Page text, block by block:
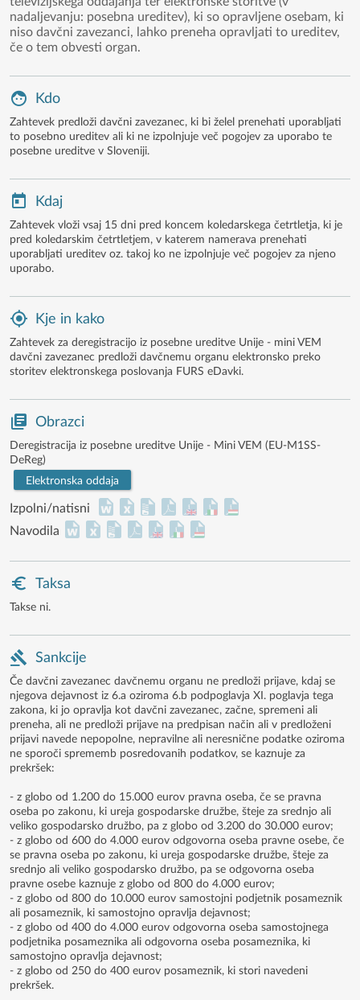
nadaljevanju: posebna ureditev), ki so opravljene osebam, ki
niso davčni zavezanci, lahko preneha opravljati to ureditev,
če o tem obvesti organ.
Kdo
Zahtevek predloži davčni zavezanec, ki bi želel prenehati uporabljati
to posebno ureditev ali ki ne izpolnjuje več pogojev za uporabo te
posebne ureditve v Sloveniji.
Kdaj
Zahtevek vloži vsaj 15 dni pred koncem koledarskega četrtletja, ki je
pred koledarskim četrtletjem, v katerem namerava prenehati
uporabljati ureditev oz. takoj ko ne izpolnjuje več pogojev za njeno
uporabo.
Kje in kako
Zahtevek za deregistracijo iz posebne ureditve Unije - mini VEM
davčni zavezanec predloži davčnemu organu elektronsko preko
storitev elektronskega poslovanja FURS eDavki.
Obrazci
Deregistracija iz posebne ureditve Unije - Mini VEM (EU-M1SS-
DeReg)
Elektronska oddaja
Izpolni/natisni
Navodila
Taksa
Takse ni.
Sankcije
Če davčni zavezanec davčnemu organu ne predloži prijave, kdaj se
njegova dejavnost iz 6.a oziroma 6.b podpoglavja XI. poglavja tega
zakona, ki jo opravlja kot davčni zavezanec, začne, spremeni ali
preneha, ali ne predloži prijave na predpisan način ali v predloženi
prijavi navede nepopolne, nepravilne ali neresnične podatke oziroma
ne sporoči sprememb posredovanih podatkov, se kaznuje za
prekršek:
- z globo od 1.200 do 15.000 eurov pravna oseba, če se pravna
oseba po zakonu, ki ureja gospodarske družbe, šteje za srednjo ali
veliko gospodarsko družbo, pa z globo od 3.200 do 30.000 eurov;
- z globo od 600 do 4.000 eurov odgovorna oseba pravne osebe, če
se pravna oseba po zakonu, ki ureja gospodarske družbe, šteje za
srednjo ali veliko gospodarsko družbo, pa se odgovorna oseba
pravne osebe kaznuje z globo od 800 do 4.000 eurov;
- z globo od 800 do 10.000 eurov samostojni podjetnik posameznik
ali posameznik, ki samostojno opravlja dejavnost;
- z globo od 400 do 4.000 eurov odgovorna oseba samostojnega
podjetnika posameznika ali odgovorna oseba posameznika, ki
samostojno opravlja dejavnost;
- z globo od 250 do 400 eurov posameznik, ki stori navedeni
prekršek.